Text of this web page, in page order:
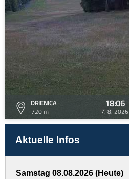
DRIENICA
720 m
18:06
7. 8. 2026
Aktuelle Infos
Samstag 08.08.2026 (Heute)